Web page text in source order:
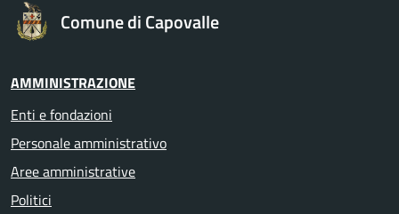
Comune di Capovalle
AMMINISTRAZIONE
Enti e fondazioni
Personale amministrativo
Aree amministrative
Politici